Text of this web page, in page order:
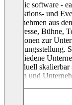
protonic software -
Produktions- und
Unternehmen aus
Kongresse, Bühne,
Funktionen zur
verschiedene
individuell
Edition und